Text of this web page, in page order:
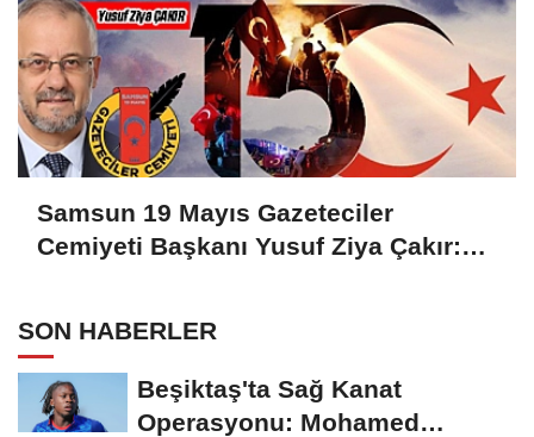
Samsun 19 Mayıs Gazeteciler
Cemiyeti Başkanı Yusuf Ziya Çakır:
SON HABERLER
Beşiktaş'ta Sağ Kanat
Operasyonu: Mohamed